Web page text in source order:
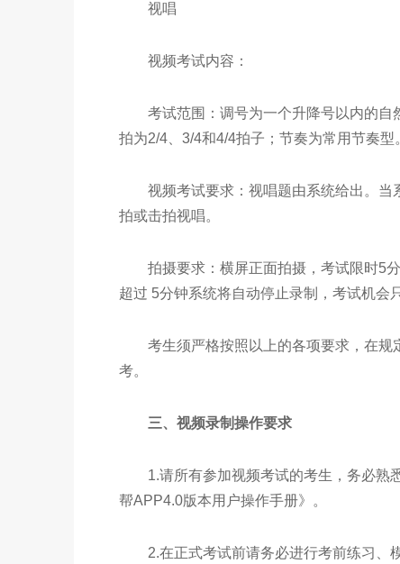
视唱
视频考试内容：
考试范围：调号为一个升降号以内的自
拍为2/4、3/4和4/4拍子；节奏为常用节奏型
视频考试要求：视唱题由系统给出。当
拍或击拍视唱。
拍摄要求：横屏正面拍摄，考试限时5分
超过 5分钟系统将自动停止录制，考试机会
考生须严格按照以上的各项要求，在规
考。
三、视频录制操作要求
1.请所有参加视频考试的考生，务必熟悉
帮APP4.0版本用户操作手册》。
2.在正式考试前请务必进行考前练习、